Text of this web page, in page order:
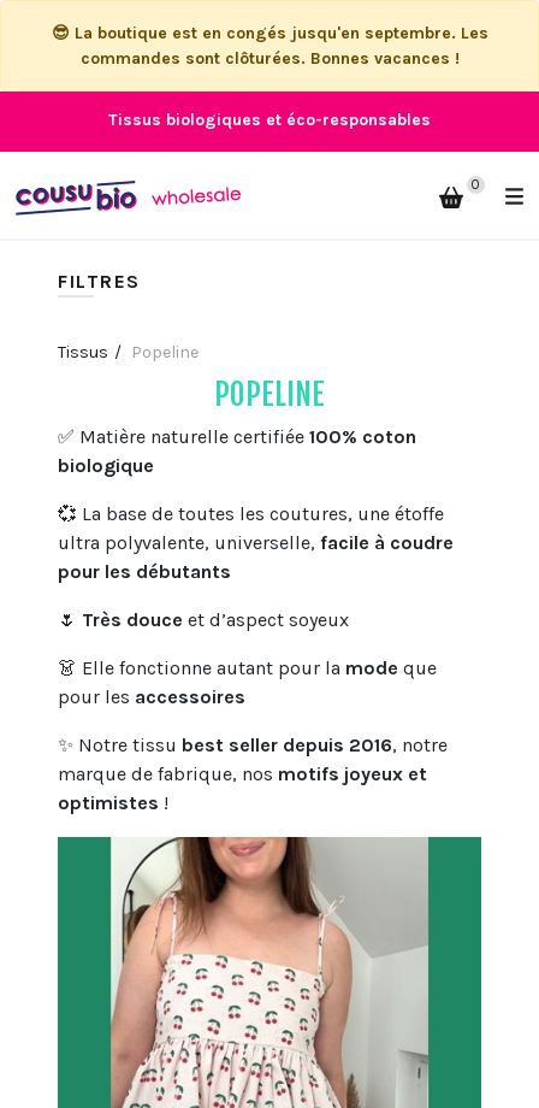
😎 La boutique est en congés jusqu'en septembre. Les
commandes sont clôturées. Bonnes vacances !
Tissus biologiques et éco-responsables
0
FILTRES
Tissus Popeline
POPELINE
✅ Matière naturelle certifiée 100% coton
biologique
💞 La base de toutes les coutures, une étoffe
ultra polyvalente, universelle, facile à coudre
pour les débutants
🌷 Très douce et d’aspect soyeux
👗 Elle fonctionne autant pour la mode que
pour les accessoires
✨ Notre tissu best seller depuis 2016, notre
marque de fabrique, nos motifs joyeux et
optimistes !